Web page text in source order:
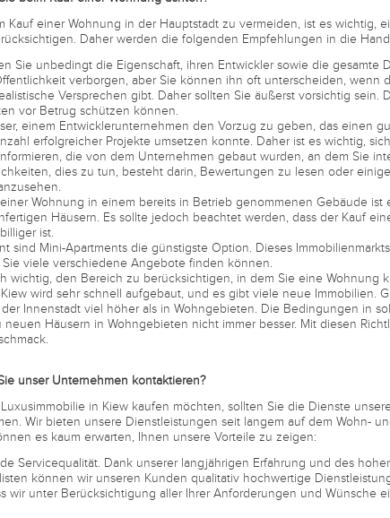
Kauf einer Wohnung in der Hauptstadt zu vermeiden, ist es wichtig,
Daher werden die folgenden Empfehlungen in die
Sie unbedingt die Eigenschaft, ihren Entwickler sowie die gesamte
verborgen, aber Sie können ihn oft unterscheiden, wenn
Versprechen gibt. Daher sollten Sie äußerst vorsichtig sein.
vor Betrug schützen können.
einem Entwicklerunternehmen den Vorzug zu geben, das einen
erfolgreicher Projekte umsetzen konnte. Daher ist es wichtig,
die von dem Unternehmen gebaut wurden, an dem Sie
dies zu tun, besteht darin, Bewertungen zu lesen oder
Wohnung in einem bereits in Betrieb genommenen Gebäude ist
Häusern. Es sollte jedoch beachtet werden, dass der Kauf
ist.
sind Mini-Apartments die günstigste Option. Dieses
Sie viele verschiedene Angebote finden können.
wichtig, den Bereich zu berücksichtigen, in dem Sie eine Wohnung
wird sehr schnell aufgebaut, und es gibt viele neue Immobilien.
Innenstadt viel höher als in Wohngebieten. Die Bedingungen in
neuen Häusern in Wohngebieten nicht immer besser. Mit diesen
unser Unternehmen kontaktieren?
in Kiew kaufen möchten, sollten Sie die Dienste
Wir bieten unsere Dienstleistungen seit langem auf dem Wohn-
es kaum erwarten, Ihnen unsere Vorteile zu zeigen:
Servicequalität. Dank unserer langjährigen Erfahrung und des
können wir unseren Kunden qualitativ hochwertige
wir unter Berücksichtigung aller Ihrer Anforderungen und Wünsche